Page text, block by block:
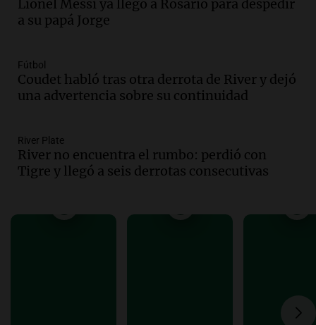
Episodios
Audio.Una nutricionista derribó el mito
conviene priorizar
Una mañana para todos
Episodios
Episodios
contra el tiempo: necesita un trasplante
Lionel Messi ya llegó a Rosario para despedir
a su papá Jorge
Fútbol
Coudet habló tras otra derrota de River y dejó
una advertencia sobre su continuidad
River Plate
River no encuentra el rumbo: perdió con
Tigre y llegó a seis derrotas consecutivas